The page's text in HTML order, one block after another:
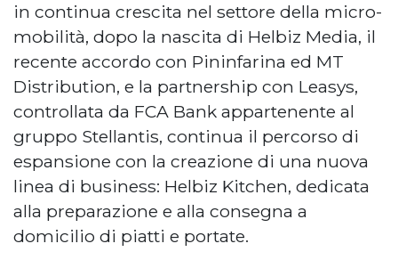
in continua crescita nel settore della micro-
mobilità, dopo la nascita di Helbiz Media, il
recente accordo con Pininfarina ed MT
Distribution, e la partnership con Leasys,
controllata da FCA Bank appartenente al
gruppo Stellantis, continua il percorso di
espansione con la creazione di una nuova
linea di business: Helbiz Kitchen, dedicata
alla preparazione e alla consegna a
domicilio di piatti e portate.